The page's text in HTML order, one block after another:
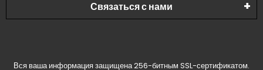
Связаться с нами
Вся ваша информация защищена 256-битным SSL-сертификатом.